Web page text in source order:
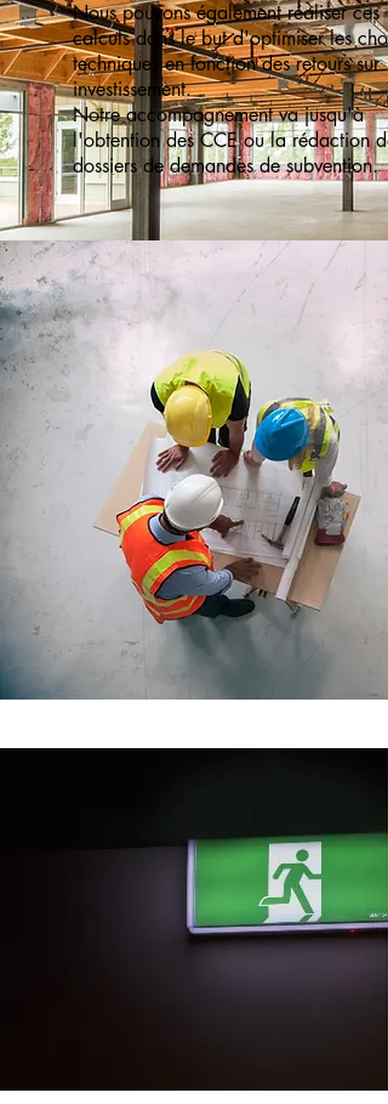
Nous pouvons également réaliser ces
calculs dans le but d'optimiser les
techniques en fonction des retours sur
investissement.
Notre accompagnement va jusqu'à
l'obtention des CCE ou la rédaction de
dossiers de demandes de subvention.